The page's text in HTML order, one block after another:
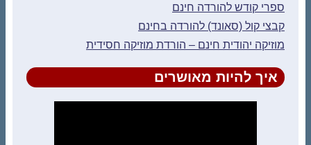
ספרי קודש להורדה חינם
קבצי קול (סאונד) להורדה בחינם
מוזיקה יהודית חינם – הורדת מוזיקה חסידית
איך להיות מאושרים